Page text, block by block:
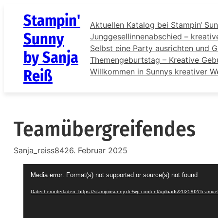
springen
Stampin'
Sunny
by Sanja
Reiß
Aktuellen Katalog bei Stampin‘
Junggesellinnenabschied –
Selbst eine Party ausrichten und
Themengeburtstag – Kreative
Willkommen in Sunnys kreativer
Teamübergreifendes
Sanja_reiss8426. Februar 2025
Media error: Format(s) not supported or source(s) not found
Datei herunterladen: https://stampinsunny.de/wp-content/uploads/2025/02/